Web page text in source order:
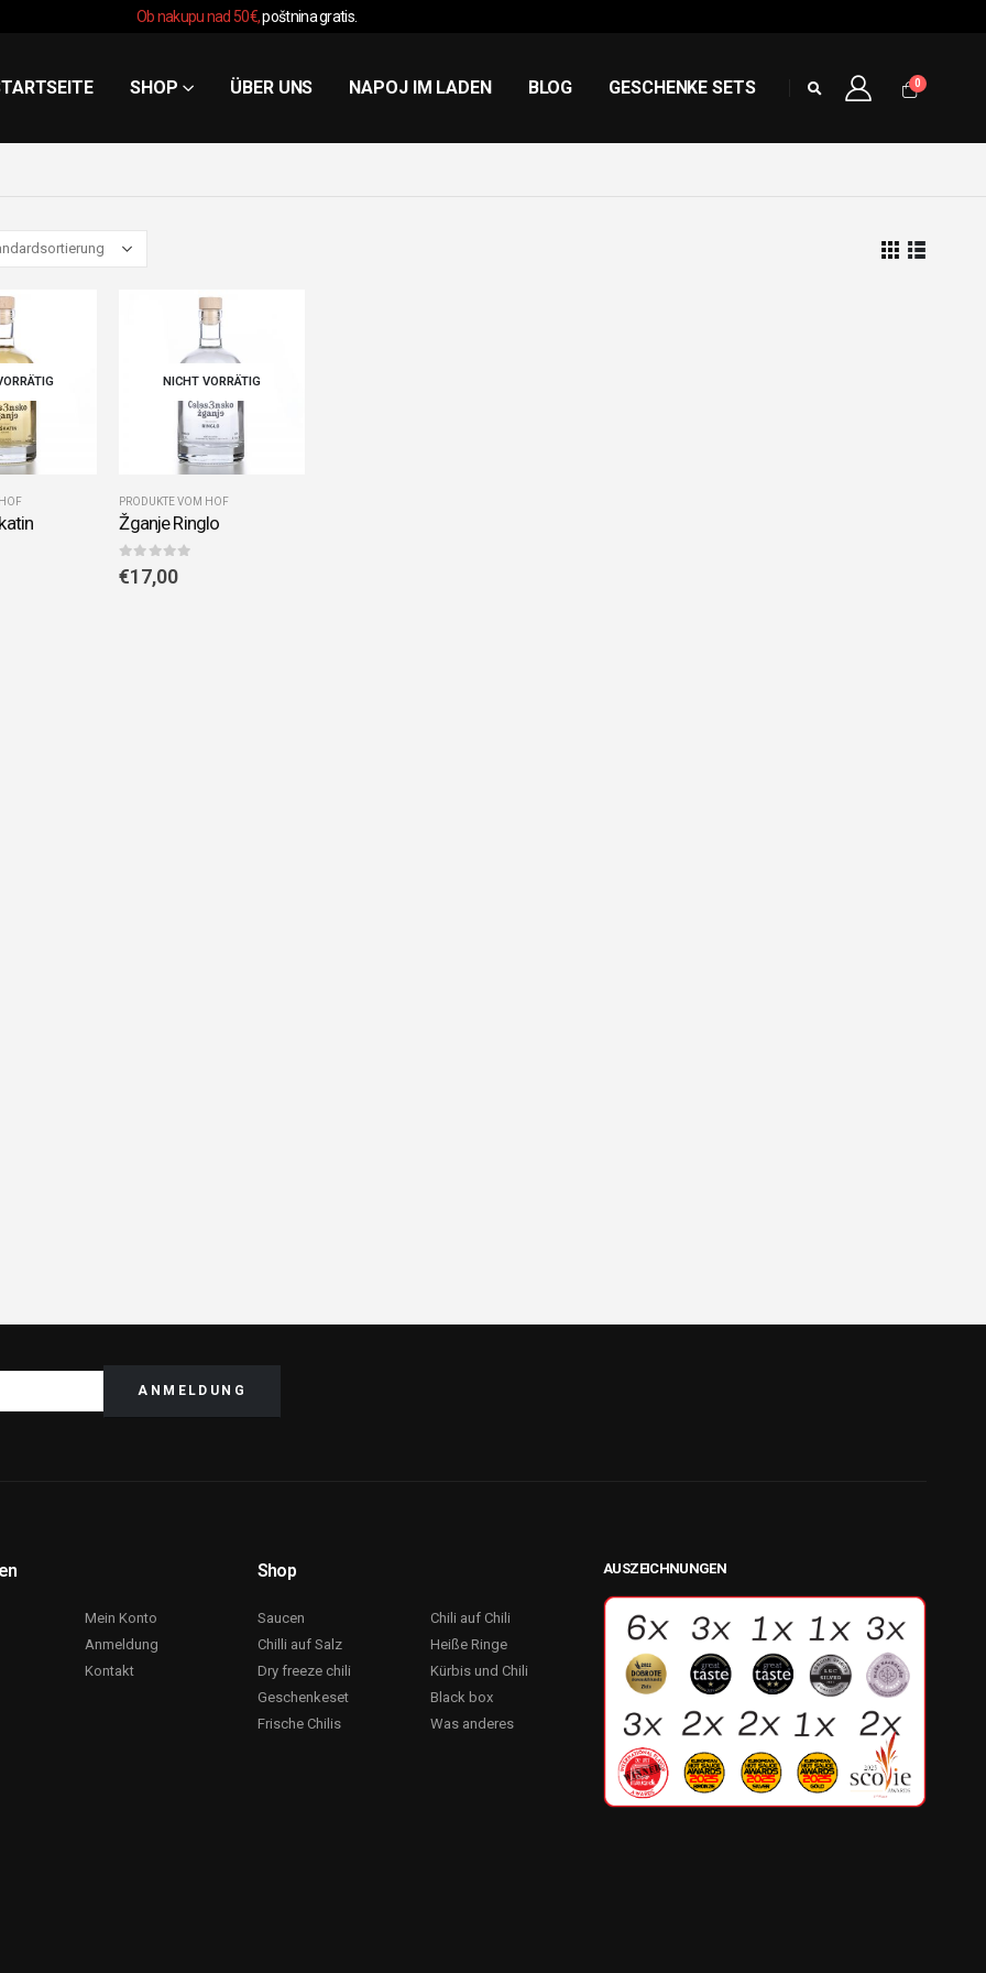
Ob nakupu nad 50€,poštnina gratis.
SHOP ÜBER UNS NAPOJ IM LADEN BLOG GESCHENKE SETS 0
NICHT VORRÄTIG
PRODUKTE VOM HOF
Žganje Ringlo
0out of 5
€17,00
Mein Konto
Anmeldung
Kontakt
Shop
Saucen
Chilli auf Salz
Dry freeze chili
Geschenkeset
Frische Chilis
Chili auf Chili
Heiße Ringe
Kürbis und Chili
Black box
Was anderes
AUSZEICHNUNGEN